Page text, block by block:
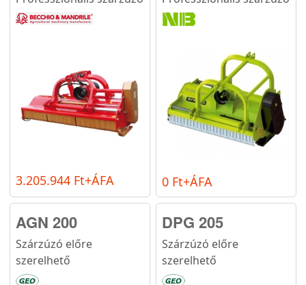
3.205.944 Ft+ÁFA 0 Ft+ÁFA
AGN 200
Szárzúzó előre
szerelhető
DPG 205
Szárzúzó előre
szerelhető